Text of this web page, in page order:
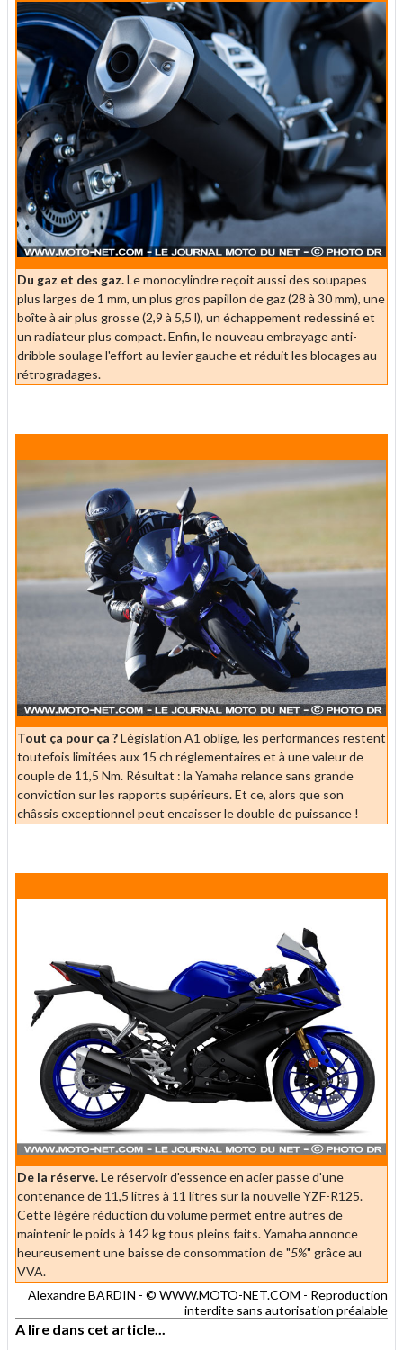
Du gaz et des gaz.Le monocylindre reçoit aussi des soupapes
plus larges de 1 mm, un plus gros papillon de gaz (28 à 30 mm), une
boîte à air plus grosse (2,9 à 5,5 l), un échappement redessiné et
un radiateur plus compact. Enfin, le nouveau embrayage anti-
dribble soulage l'effort au levier gauche et réduit les blocages au
rétrogradages.
Tout ça pour ça ?Législation A1 oblige, les performances restent
toutefois limitées aux 15 ch réglementaires et à une valeur de
couple de 11,5 Nm. Résultat : la Yamaha relance sans grande
conviction sur les rapports supérieurs. Et ce, alors que son
châssis exceptionnel peut encaisser le double de puissance !
De la réserve.Le réservoir d'essence en acier passe d'une
contenance de 11,5 litres à 11 litres sur la nouvelle YZF-R125.
Cette légère réduction du volume permet entre autres de
maintenir le poids à 142 kg tous pleins faits. Yamaha annonce
heureusement une baisse de consommation de "5%" grâce au
VVA.
Alexandre BARDIN - © WWW.MOTO-NET.COM - Reproduction
interdite sans autorisation préalable
A lire dans cet article...